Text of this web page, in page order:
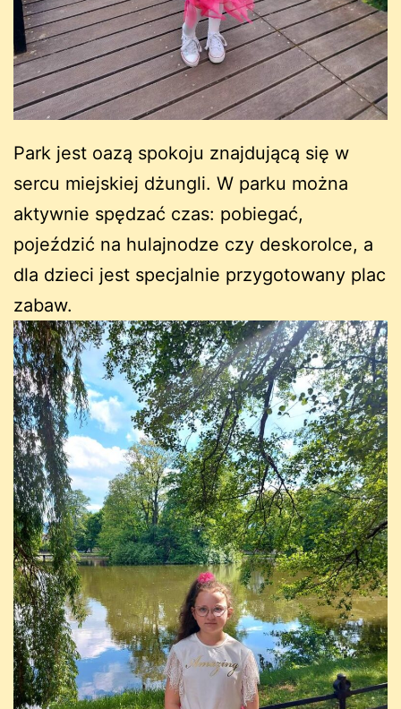
Park jest oazą spokoju znajdującą się w
sercu miejskiej dżungli. W parku można
aktywnie spędzać czas: pobiegać,
pojeździć na hulajnodze czy deskorolce, a
dla dzieci jest specjalnie przygotowany plac
zabaw.